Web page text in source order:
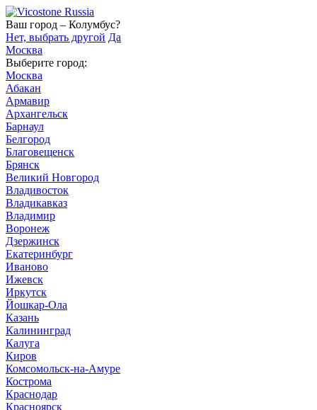
Ваш город – Колумбус?
Нет, выбрать другой Да
Москва
Выберите город:
Москва
Абакан
Армавир
Архангельск
Барнаул
Белгород
Благовещенск
Брянск
Великий Новгород
Владивосток
Владикавказ
Владимир
Воронеж
Дзержинск
Екатеринбург
Иваново
Ижевск
Иркутск
Йошкар-Ола
Казань
Калининград
Калуга
Киров
Комсомольск-на-Амуре
Кострома
Краснодар
Красноярск